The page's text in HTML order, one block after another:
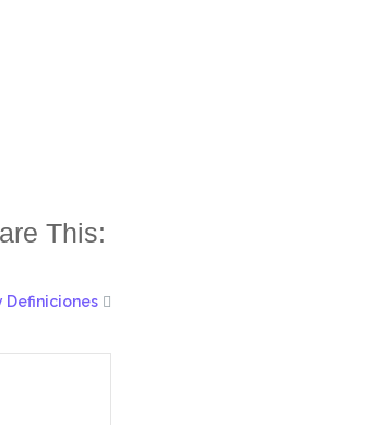
This:
Definiciones